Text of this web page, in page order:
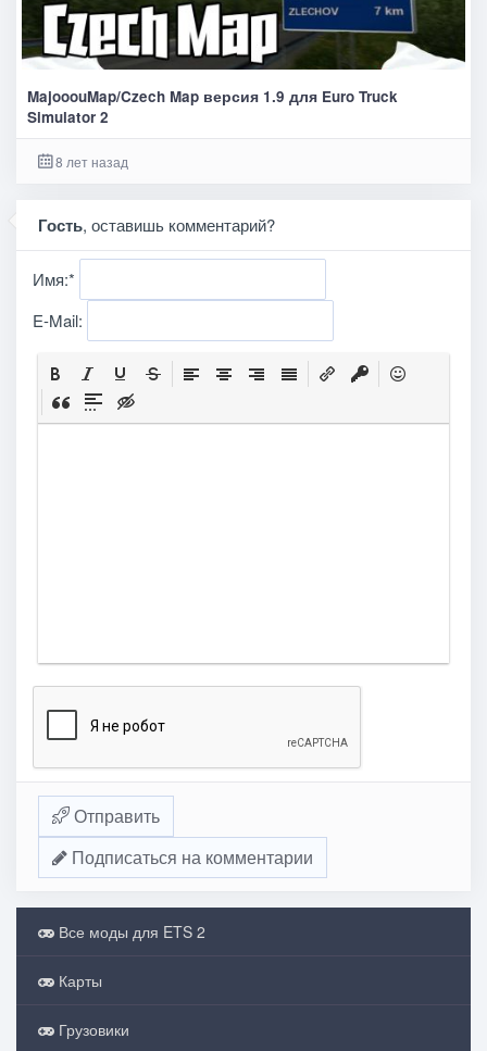
MajooouMap/Czech Map версия 1.9 для Euro Truck
Simulator 2
8 лет назад
Гость, оставишь комментарий?
Имя:*
E-Mail:
Отправить
Подписаться на комментарии
Все моды для ETS 2
Карты
Грузовики